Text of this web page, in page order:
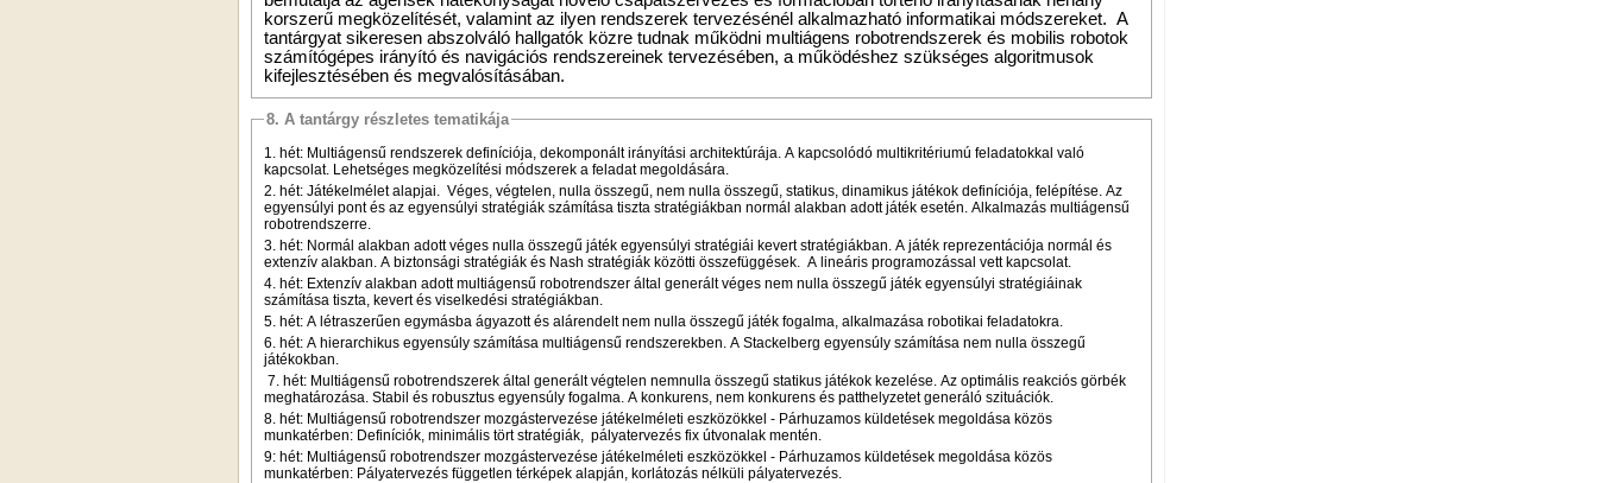
korszerű megközelítését, valamint az ilyen rendszerek tervezésénél alkalmazható informatikai módszereket. A
tantárgyat sikeresen abszolváló hallgatók közre tudnak működni multiágens robotrendszerek és mobilis robotok
számítógépes irányító és navigációs rendszereinek tervezésében, a működéshez szükséges algoritmusok
kifejlesztésében és megvalósításában.
8. A tantárgy részletes tematikája
1. hét: Multiágensű rendszerek definíciója, dekomponált irányítási architektúrája. A kapcsolódó multikritériumú feladatokkal való
kapcsolat. Lehetséges megközelítési módszerek a feladat megoldására.
2. hét: Játékelmélet alapjai. Véges, végtelen, nulla összegű, nem nulla összegű, statikus, dinamikus játékok definíciója, felépítése. Az
egyensúlyi pont és az egyensúlyi stratégiák számítása tiszta stratégiákban normál alakban adott játék esetén. Alkalmazás multiágensű
robotrendszerre.
3. hét: Normál alakban adott véges nulla összegű játék egyensúlyi stratégiái kevert stratégiákban. A játék reprezentációja normál és
extenzív alakban. A biztonsági stratégiák és Nash stratégiák közötti összefüggések. A lineáris programozással vett kapcsolat.
4. hét: Extenzív alakban adott multiágensű robotrendszer által generált véges nem nulla összegű játék egyensúlyi stratégiáinak
számítása tiszta, kevert és viselkedési stratégiákban.
5. hét: A létraszerűen egymásba ágyazott és alárendelt nem nulla összegű játék fogalma, alkalmazása robotikai feladatokra.
6. hét: A hierarchikus egyensúly számítása multiágensű rendszerekben. A Stackelberg egyensúly számítása nem nulla összegű
játékokban.
7. hét: Multiágensű robotrendszerek által generált végtelen nemnulla összegű statikus játékok kezelése. Az optimális reakciós görbék
meghatározása. Stabil és robusztus egyensúly fogalma. A konkurens, nem konkurens és patthelyzetet generáló szituációk.
8. hét: Multiágensű robotrendszer mozgástervezése játékelméleti eszközökkel - Párhuzamos küldetések megoldása közös
munkatérben: Definíciók, minimális tört stratégiák, pályatervezés fix útvonalak mentén.
9: hét: Multiágensű robotrendszer mozgástervezése játékelméleti eszközökkel - Párhuzamos küldetések megoldása közös
munkatérben: Pályatervezés független térképek alapján, korlátozás nélküli pályatervezés.